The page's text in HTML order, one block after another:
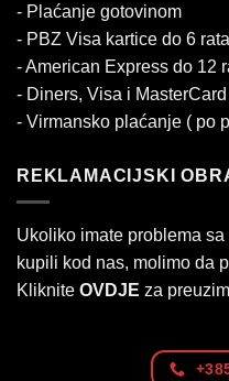
- Plaćanje gotovinom
- PBZ Visa kartice do 6 rata
- American Express do 12
- Diners, Visa i MasterCard
- Virmansko plaćanje ( po
REKLAMACIJSKI
Ukoliko imate problema
kupili kod nas, molimo da
Kliknite OVDJE za